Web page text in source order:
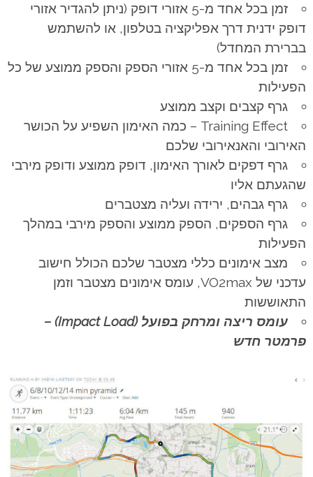
זמן בכל אחד מ-5 אזורי דופק (ניתן להגדיר אזורי
דופק ידנית דרך אפליקציה בטלפון, או להשתמש
בברירת המחדל)
זמן בכל אחד מ-5 אזורי הספק והספק ממוצע של כל
הפעילות
גרף קצבים וקצב ממוצע
Training Effect – כמה האימון השפיע על הכושר
האירובי והאנאירובי שלכם
גרף דפקים לאורך האימון, דופק ממוצע ודופק מירבי
שהגעתם אליו
גרף גבהים, ירידה ועליה מצטברים
גרף הספקים, הספק ממוצע והספק מירבי במהלך
הפעילות
מצב אימונים כללי מצטבר שלכם הכולל חישוב
עדכני של VO2max, עומס אימונים מצטבר וזמן
התאוששות
עומס ריצה ומרחק בפועל (Impact Load) –
פרמטר חדש